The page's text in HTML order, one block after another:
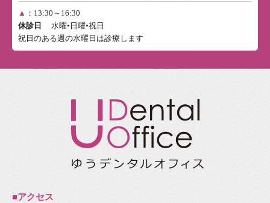
▲ ：13:30～16:30
休診日
水曜•日曜•祝日
祝日のある週の水曜日は診療します
■アクセス